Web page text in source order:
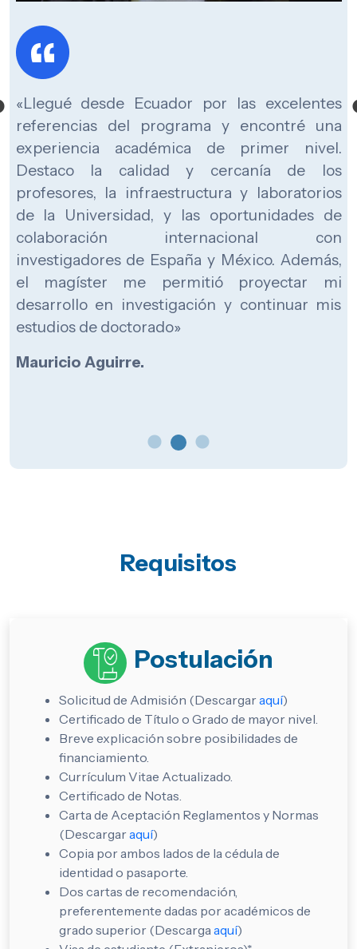
«Cursé el Magíster en Ciencias de la
Ingeniería Eléctrica, mención Sistemas de
Potencia, mientras finalizaba mi pregrado,
complementando mi formación con un
enfoque más analítico y orientado a la
resolución de problemas complejos. El
programa me entregó una sólida base técnica
que fue clave para iniciar mi carrera en
consultoría, en Inodú, y posteriormente
desarrollar mi trayectoria en la industria de
generación eléctrica, primero en AES Andes y
de la Energía en Grenergy»
Requisitos
Postulación
Solicitud de Admisión (Descargaraquí)
Certificado de Título o Grado de mayor nivel.
Breve explicación sobre posibilidades de
financiamiento.
Currículum Vitae Actualizado.
Certificado de Notas.
Carta de Aceptación Reglamentos y Normas
(Descargaraquí)
Copia por ambos lados de la cédula de
identidad o pasaporte.
Dos cartas de recomendación,
preferentemente dadas por académicos de
grado superior (Descargaaquí)